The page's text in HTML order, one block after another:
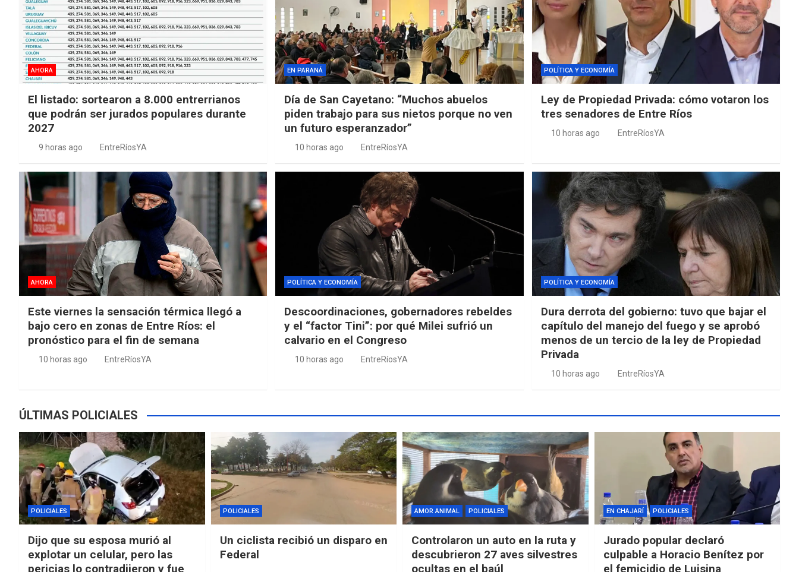
AHORA
El listado: sortearon a 8.000 entrerrianos
que podrán ser jurados populares durante
2027
9 horas ago EntreRíosYA
EN PARANÁ
Día de San Cayetano: “Muchos abuelos
piden trabajo para sus nietos porque no ven
un futuro esperanzador”
10 horas ago EntreRíosYA
POLÍTICA Y ECONOMÍA
Ley de Propiedad Privada: cómo votaron los
tres senadores de Entre Ríos
10 horas ago EntreRíosYA
AHORA
Este viernes la sensación térmica llegó a
bajo cero en zonas de Entre Ríos: el
pronóstico para el fin de semana
10 horas ago EntreRíosYA
POLÍTICA Y ECONOMÍA
Descoordinaciones, gobernadores rebeldes
y el “factor Tini”: por qué Milei sufrió un
calvario en el Congreso
10 horas ago EntreRíosYA
POLÍTICA Y ECONOMÍA
Dura derrota del gobierno: tuvo que bajar el
capítulo del manejo del fuego y se aprobó
menos de un tercio de la ley de Propiedad
Privada
10 horas ago EntreRíosYA
ÚLTIMAS POLICIALES
POLICIALES
Dijo que su esposa murió al
explotar un celular, pero las
pericias lo contradijeron y fue
POLICIALES
Un ciclista recibió un disparo en
Federal
AMOR ANIMAL POLICIALES
Controlaron un auto en la ruta y
descubrieron 27 aves silvestres
ocultas en el baúl
EN CHAJARÍ POLICIALES
Jurado popular declaró
culpable a Horacio Benítez por
el femicidio de Luisina